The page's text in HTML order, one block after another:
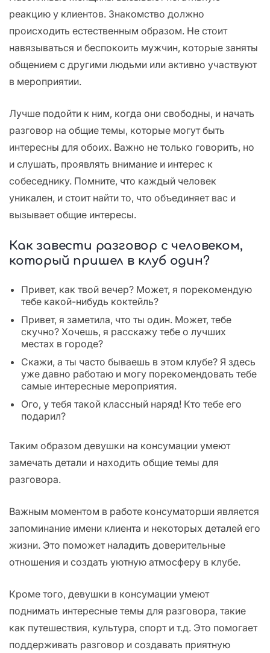
реакцию у клиентов. Знакомство должно
происходить естественным образом. Не стоит
навязываться и беспокоить мужчин, которые заняты
общением с другими людьми или активно участвуют
в мероприятии.
Лучше подойти к ним, когда они свободны, и начать
разговор на общие темы, которые могут быть
интересны для обоих. Важно не только говорить, но
и слушать, проявлять внимание и интерес к
собеседнику. Помните, что каждый человек
уникален, и стоит найти то, что объединяет вас и
вызывает общие интересы.
Как завести разговор с человеком,
который пришел в клуб один?
Привет, как твой вечер? Может, я порекомендую
тебе какой-нибудь коктейль?
Привет, я заметила, что ты один. Может, тебе
скучно? Хочешь, я расскажу тебе о лучших
местах в городе?
Скажи, а ты часто бываешь в этом клубе? Я здесь
уже давно работаю и могу порекомендовать тебе
самые интересные мероприятия.
Ого, у тебя такой классный наряд! Кто тебе его
подарил?
Таким образом девушки на консумации умеют
замечать детали и находить общие темы для
разговора.
Важным моментом в работе консуматорши является
запоминание имени клиента и некоторых деталей его
жизни. Это поможет наладить доверительные
отношения и создать уютную атмосферу в клубе.
Кроме того, девушки в консумации умеют
поднимать интересные темы для разговора, такие
как путешествия, культура, спорт и т.д. Это помогает
поддерживать разговор и создавать приятную